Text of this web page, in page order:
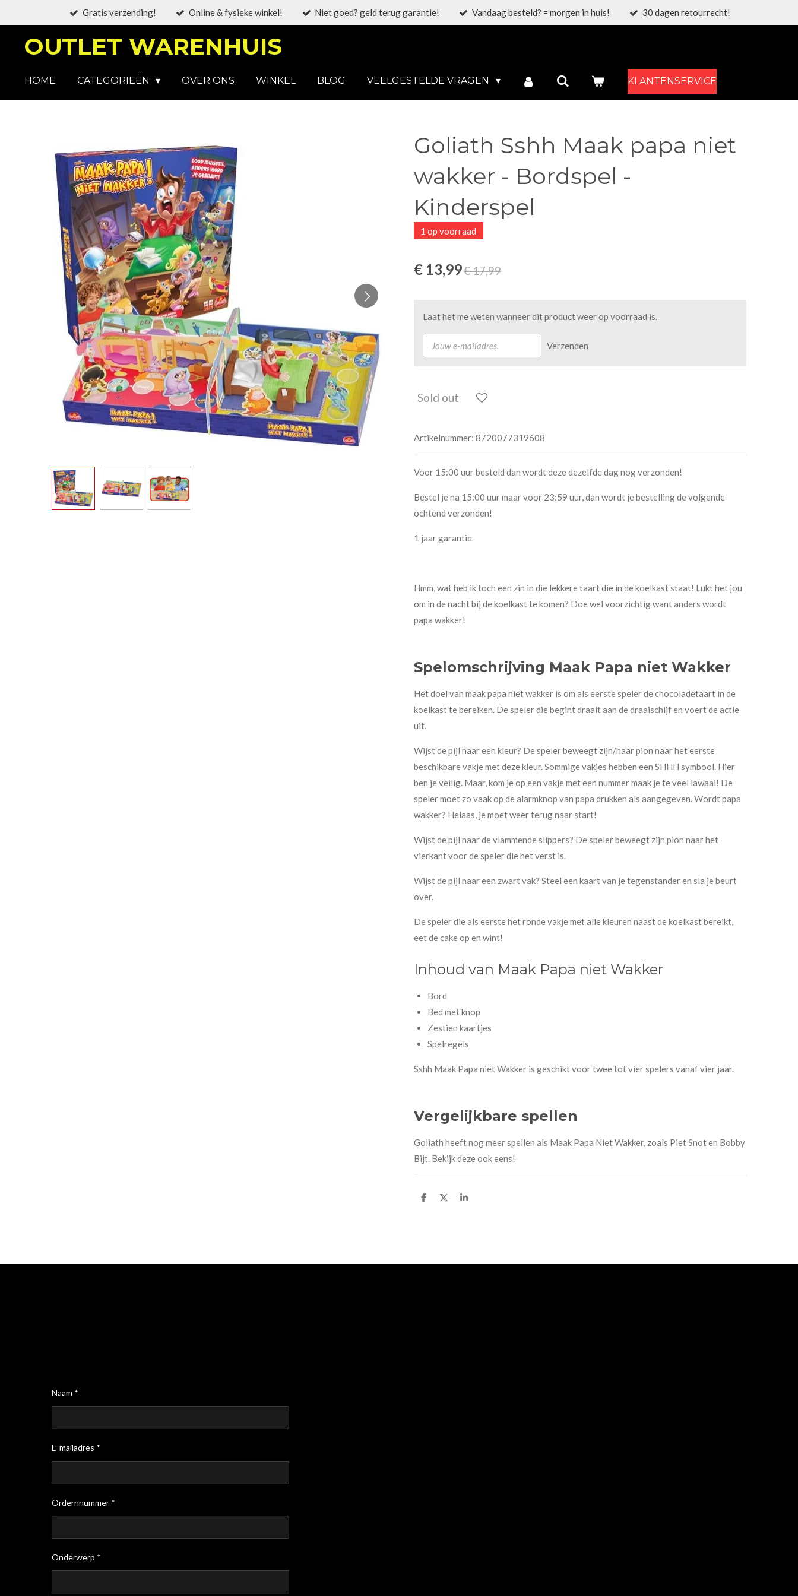
hoofdinhoud
Gratis verzending! Online & fysieke winkel! Niet goed? geld terug garantie! Vandaag besteld? = morgen in huis! 30 dagen retourrecht!
OUTLET WARENHUIS
HOME CATEGORIEËN OVER ONS WINKEL BLOG VEELGESTELDE VRAGEN KLANTENSERVICE
Goliath Sshh Maak papa niet
wakker - Bordspel -
Kinderspel
1 op voorraad
€ 13,99€ 17,99
Laat het me weten wanneer dit product weer op voorraad is.
Verzenden
Sold out
Artikelnummer: 8720077319608
Voor 15:00 uur besteld dan wordt deze dezelfde dag nog verzonden!
Bestel je na 15:00 uur maar voor 23:59 uur, dan wordt je bestelling de volgende
ochtend verzonden!
1 jaar garantie
Hmm, wat heb ik toch een zin in die lekkere taart die in de koelkast staat! Lukt het jou
om in de nacht bij de koelkast te komen? Doe wel voorzichtig want anders wordt
papa wakker!
Spelomschrijving Maak Papa niet Wakker
Het doel van maak papa niet wakker is om als eerste speler de chocoladetaart in de
koelkast te bereiken. De speler die begint draait aan de draaischijf en voert de actie
uit.
Wijst de pijl naar een kleur? De speler beweegt zijn/haar pion naar het eerste
beschikbare vakje met deze kleur. Sommige vakjes hebben een SHHH symbool. Hier
ben je veilig. Maar, kom je op een vakje met een nummer maak je te veel lawaai! De
speler moet zo vaak op de alarmknop van papa drukken als aangegeven. Wordt papa
wakker? Helaas, je moet weer terug naar start!
Wijst de pijl naar de vlammende slippers? De speler beweegt zijn pion naar het
vierkant voor de speler die het verst is.
Wijst de pijl naar een zwart vak? Steel een kaart van je tegenstander en sla je beurt
over.
De speler die als eerste het ronde vakje met alle kleuren naast de koelkast bereikt,
eet de cake op en wint!
Inhoud van Maak Papa niet Wakker
Bord
Bed met knop
Zestien kaartjes
Spelregels
Sshh Maak Papa niet Wakker is geschikt voor twee tot vier spelers vanaf vier jaar.
Vergelijkbare spellen
Goliath heeft nog meer spellen als Maak Papa Niet Wakker, zoals Piet Snot en Bobby
Bijt. Bekijk deze ook eens!
D
D
S
Naam *
E-mailadres *
Ordernnummer *
Onderwerp *